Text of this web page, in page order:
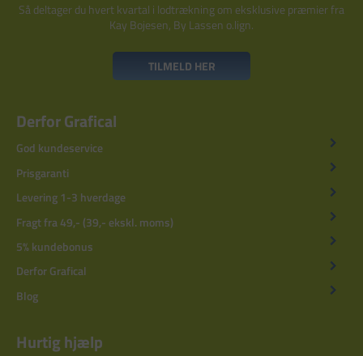
Så deltager du hvert kvartal i lodtrækning om eksklusive præmier fra
Kay Bojesen, By Lassen o.lign.
TILMELD HER
Derfor Grafical
God kundeservice
Prisgaranti
Levering 1-3 hverdage
Fragt fra 49,- (39,- ekskl. moms)
5% kundebonus
Derfor Grafical
Blog
Hurtig hjælp